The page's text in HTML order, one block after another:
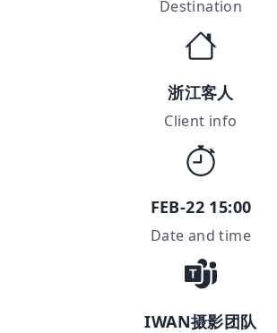
Destination
浙江客人
Client info
FEB-22 15:00
Date and time
IWAN摄影团队